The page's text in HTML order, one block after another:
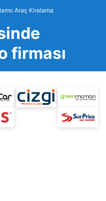
Araç Kiralama
firması